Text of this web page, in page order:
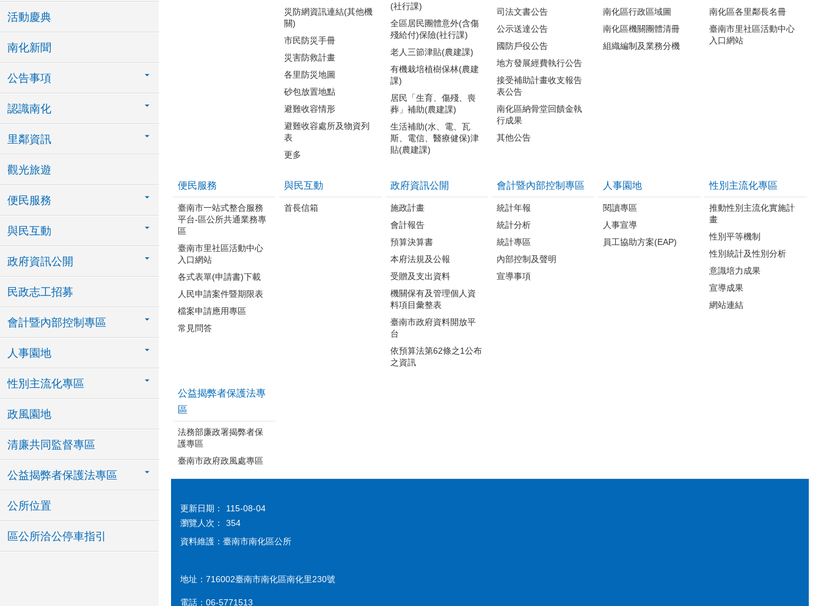
活動慶典
南化新聞
公告事項
認識南化
里鄰資訊
觀光旅遊
便民服務
與民互動
政府資訊公開
民政志工招募
會計暨內部控制專區
人事園地
性別主流化專區
政風園地
清廉共同監督專區
公益揭弊者保護法專區
公所位置
區公所洽公停車指引
災防網資訊連結(其他機
關)
市民防災手冊
災害防救計畫
各里防災地圖
砂包放置地點
避難收容情形
避難收容處所及物資列
表
更多
(社行課)
全區居民團體意外(含傷
殘給付)保險(社行課)
老人三節津貼(農建課)
有機栽培植樹保林(農建
課)
居民「生育、傷殘、喪
葬」補助(農建課)
生活補助(水、電、瓦
斯、電信、醫療健保)津
貼(農建課)
司法文書公告
公示送達公告
國防戶役公告
地方發展經費執行公告
接受補助計畫收支報告
表公告
南化區納骨堂回饋金執
行成果
其他公告
南化區行政區域圖
南化區機關團體清冊
組織編制及業務分機
南化區各里鄰長名冊
臺南市里社區活動中心
入口網站
便民服務
臺南市一站式整合服務
平台-區公所共通業務專
區
臺南市里社區活動中心
入口網站
各式表單(申請書)下載
人民申請案件暨期限表
檔案申請應用專區
常見問答
與民互動
首長信箱
政府資訊公開
施政計畫
會計報告
預算決算書
本府法規及公報
受贈及支出資料
機關保有及管理個人資
料項目彙整表
臺南市政府資料開放平
台
依預算法第62條之1公布
之資訊
會計暨內部控制專區
統計年報
統計分析
統計專區
內部控制及聲明
宣導事項
人事園地
閱讀專區
人事宣導
員工協助方案(EAP)
性別主流化專區
推動性別主流化實施計
畫
性別平等機制
性別統計及性別分析
意識培力成果
宣導成果
網站連結
公益揭弊者保護法專
區
法務部廉政署揭弊者保
護專區
臺南市政府政風處專區
更新日期：
115-08-04
瀏覽人次：
354
資料維護：臺南市南化區公所
地址：716002臺南市南化區南化里230號
電話：06-5771513